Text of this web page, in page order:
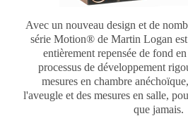
Avec un nouveau design et de
série Motion® de Martin Logan est
entièrement repensée de fond
processus de développement
mesures en chambre
l'aveugle et des mesures en salle,
que jamais.